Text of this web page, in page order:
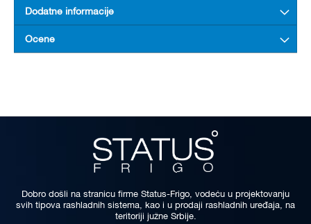
Dodatne informacije
Ocene
Dobro došli na stranicu firme Status-Frigo, vodeću u projektovanju
svih tipova rashladnih sistema, kao i u prodaji rashladnih uređaja, na
teritoriji južne Srbije.